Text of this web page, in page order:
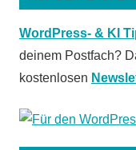
WordPress- & KI
deinem Postfach?
kostenlosen